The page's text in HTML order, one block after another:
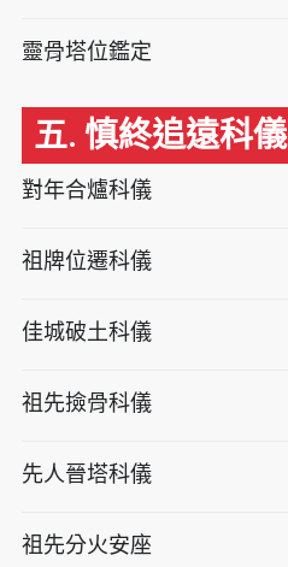
靈骨塔位鑑定
五. 慎終追遠科儀
對年合爐科儀
祖牌位遷科儀
佳城破土科儀
祖先撿骨科儀
先人晉塔科儀
祖先分火安座